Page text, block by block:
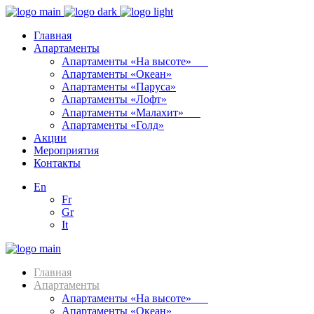
Главная
Апартаменты
Апартаменты «На высоте»⠀⠀
Апартаменты «Океан»
Апартаменты «Паруса»
Апартаменты «Лофт»
Апартаменты «Малахит»⠀⠀
Апартаменты «Голд»
Акции
Мероприятия
Контакты
En
Fr
Gr
It
Главная
Апартаменты
Апартаменты «На высоте»⠀⠀
Апартаменты «Океан»